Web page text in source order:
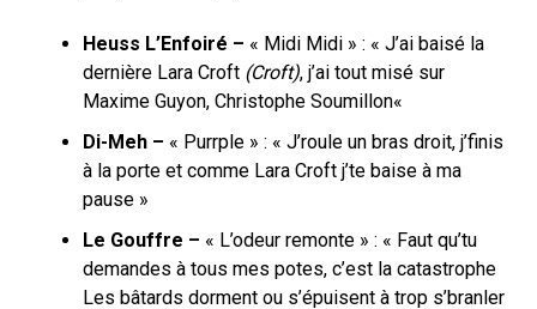
Heuss L’Enfoiré – « Midi Midi » : « J’ai baisé la
dernière Lara Croft (Croft), j’ai tout misé sur
Maxime Guyon, Christophe Soumillon«
Di-Meh – « Purrple » : « J’roule un bras droit, j’finis
à la porte et comme Lara Croft j’te baise à ma
pause »
Le Gouffre – « L’odeur remonte » : « Faut qu’tu
demandes à tous mes potes, c’est la catastrophe
Les bâtards dorment ou s’épuisent à trop s’branler